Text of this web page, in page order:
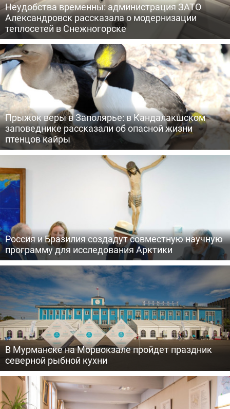
Неудобства временны: администрация ЗАТО
Александровск рассказала о модернизации
теплосетей в Снежногорске
Прыжок веры в Заполярье: в Кандалакшском
заповеднике рассказали об опасной жизни
птенцов кайры
Россия и Бразилия создадут совместную научную
программу для исследования Арктики
В Мурманске на Морвокзале пройдет праздник
северной рыбной кухни